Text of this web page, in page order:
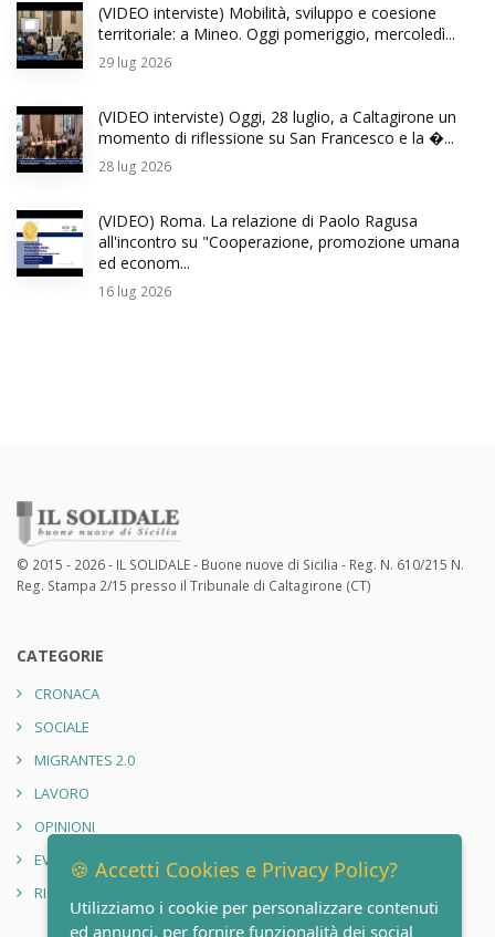
(VIDEO interviste) Mobilità, sviluppo e coesione
territoriale: a Mineo. Oggi pomeriggio, mercoledì...
29 lug 2026
(VIDEO interviste) Oggi, 28 luglio, a Caltagirone un
momento di riflessione su San Francesco e la �...
28 lug 2026
(VIDEO) Roma. La relazione di Paolo Ragusa
all'incontro su "Cooperazione, promozione umana
ed econom...
16 lug 2026
© 2015 - 2026 - IL SOLIDALE - Buone nuove di Sicilia - Reg. N. 610/215 N.
Reg. Stampa 2/15 presso il Tribunale di Caltagirone (CT)
CATEGORIE
CRONACA
SOCIALE
MIGRANTES 2.0
LAVORO
OPINIONI
EVENTI
RIONE SANITÀ 2.0
🍪 Accetti Cookies e Privacy Policy?
Utilizziamo i cookie per personalizzare contenuti
ed annunci, per fornire funzionalità dei social